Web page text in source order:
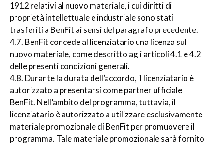
1912 relativi al nuovo materiale, i cui diritti di
proprietà intellettuale e industriale sono stati
trasferiti a BenFit ai sensi del paragrafo precedente.
4.7. BenFit concede al licenziatario una licenza sul
nuovo materiale, come descritto agli articoli 4.1 e 4.2
delle presenti condizioni generali.
4.8. Durante la durata dell’accordo, il licenziatario è
autorizzato a presentarsi come partner ufficiale
BenFit. Nell’ambito del programma, tuttavia, il
licenziatario è autorizzato a utilizzare esclusivamente
materiale promozionale di BenFit per promuovere il
programma. Tale materiale promozionale sarà fornito